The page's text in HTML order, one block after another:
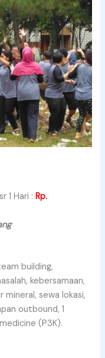
1 Hari : Rp.
building,
kebersamaan,
sewa lokasi,
outbound, 1
(P3K).